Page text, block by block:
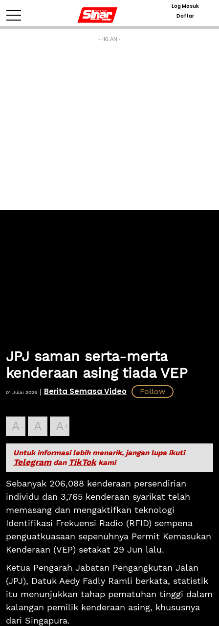
Log Masuk
Daftar
- IKLAN -
JPJ saman serta-merta
kenderaan asing tiada VEP
01 Julai 2025 | Berita Semasa Video
A A A
Untuk informasi lebih menarik, jangan lupa ikuti
Telegramdan TikTokkami
Sebanyak 206,088 kenderaan persendirian
individu dan 3,765 kenderaan syarikat telah
memasang dan mengaktifkan teknologi
Identifikasi Frekuensi Radio (RFID) sempena
penguatkuasaan sepenuhnya Permit Kemasukan
Kenderaan (VEP) setakat 29 Jun lalu.
Ketua Pengarah Jabatan Pengangkutan Jalan
(JPJ), Datuk Aedy Fadly Ramli berkata, statistik
itu menunjukkan tahap pematuhan tinggi dalam
kalangan pemilik kenderaan asing, khususnya
dari Singapura.